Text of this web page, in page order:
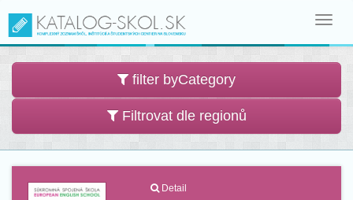
filter byCategory
Filtrovat dle regionů
Detail